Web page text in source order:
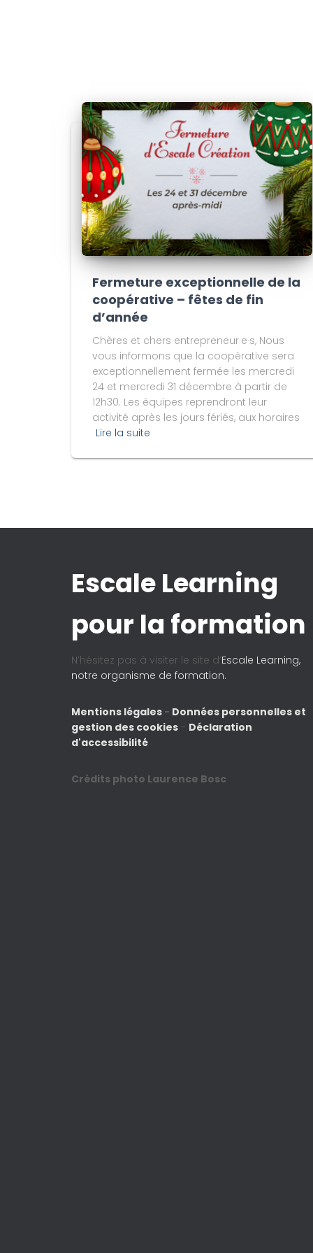
Fermeture exceptionnelle de la
coopérative – fêtes de fin
d’année
Chères et chers entrepreneur·e·s, Nous
vous informons que la coopérative sera
exceptionnellement fermée les mercredi
24 et mercredi 31 décembre à partir de
12h30. Les équipes reprendront leur
activité après les jours fériés, aux horaires
Lire la suite
Escale Learning
pour la formation
N’hésitez pas à visiter le site d’Escale Learning,
notre organisme de formation.
Mentions légales - Données personnelles et
gestion des cookies - Déclaration
d'accessibilité
Crédits photo Laurence Bosc